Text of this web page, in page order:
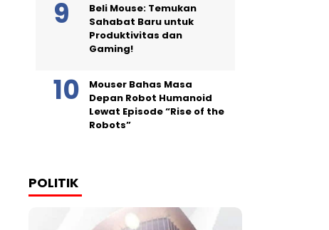
Beli Mouse: Temukan
Sahabat Baru untuk
Produktivitas dan
Gaming!
Mouser Bahas Masa
Depan Robot Humanoid
Lewat Episode “Rise of the
Robots”
POLITIK